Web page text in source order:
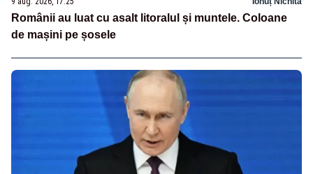
Românii au luat cu asalt litoralul și muntele. Coloane
de mașini pe șosele